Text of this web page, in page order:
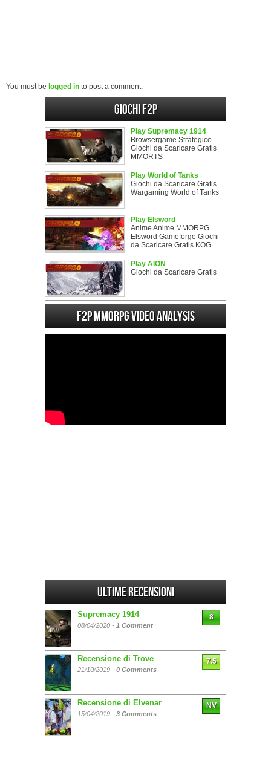
You must be logged in to post a comment.
Giochi F2P
Play Supremacy 1914
Browsergame Strategico
Giochi da Scaricare Gratis
MMORTS
Play World of Tanks
Giochi da Scaricare Gratis
Wargaming World of Tanks
Play Elsword
Anime Anime MMORPG
Elsword Gameforge Giochi
da Scaricare Gratis KOG
Play AION
Giochi da Scaricare Gratis
F2P MMORPG Video analysis
Ultime Recensioni
Supremacy 1914
08/04/2020 - 1 Comment
8
Recensione di Trove
21/10/2019 - 0 Comments
7.5
Recensione di Elvenar
15/04/2019 - 3 Comments
NV